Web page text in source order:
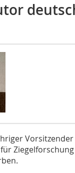
Ziegelforschung